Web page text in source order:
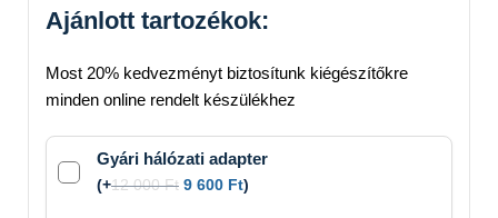
Ajánlott tartozékok:
Most 20% kedvezményt biztosítunk kiégészítőkre
minden online rendelt készülékhez
Gyári hálózati adapter
(+12 000Ft 9 600 Ft)